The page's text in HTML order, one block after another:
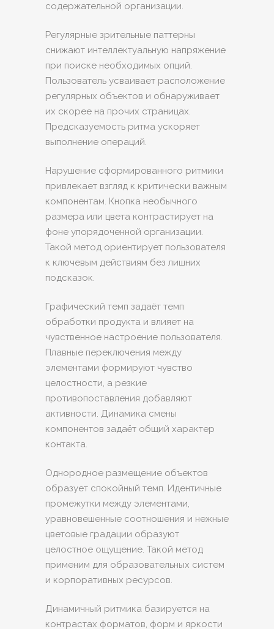
содержательной организации.
Регулярные зрительные паттерны
снижают интеллектуальную напряжение
при поиске необходимых опций.
Пользователь усваивает расположение
регулярных объектов и обнаруживает
их скорее на прочих страницах.
Предсказуемость ритма ускоряет
выполнение операций.
Нарушение сформированного ритмики
привлекает взгляд к критически важным
компонентам. Кнопка необычного
размера или цвета контрастирует на
фоне упорядоченной организации.
Такой метод ориентирует пользователя
к ключевым действиям без лишних
подсказок.
Графический темп задаёт темп
обработки продукта и влияет на
чувственное настроение пользователя.
Плавные переключения между
элементами формируют чувство
целостности, а резкие
противопоставления добавляют
активности. Динамика смены
компонентов задаёт общий характер
контакта.
Однородное размещение объектов
образует спокойный темп. Идентичные
промежутки между элементами,
уравновешенные соотношения и нежные
цветовые градации образуют
целостное ощущение. Такой метод
применим для образовательных систем
и корпоративных ресурсов.
Динамичный ритмика базируется на
контрастах форматов, форм и яркости